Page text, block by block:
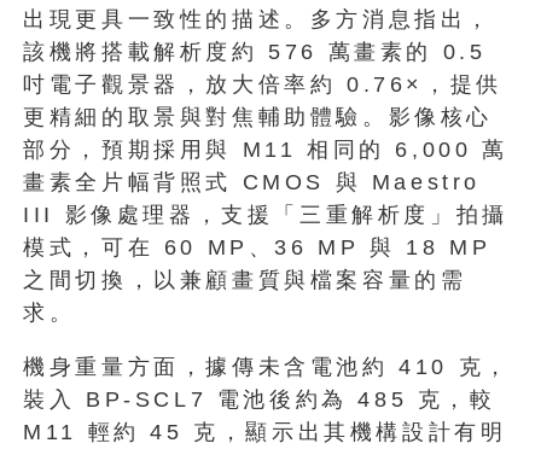
出現更具一致性的描述。多方消息指出，
該機將搭載解析度約 576 萬畫素的 0.5
吋電子觀景器，放大倍率約 0.76×，提供
更精細的取景與對焦輔助體驗。影像核心
部分，預期採用與 M11 相同的 6,000 萬
畫素全片幅背照式 CMOS 與 Maestro
III 影像處理器，支援「三重解析度」拍攝
模式，可在 60 MP、36 MP 與 18 MP
之間切換，以兼顧畫質與檔案容量的需
求。
機身重量方面，據傳未含電池約 410 克，
裝入 BP-SCL7 電池後約為 485 克，較
M11 輕約 45 克，顯示出其機構設計有明